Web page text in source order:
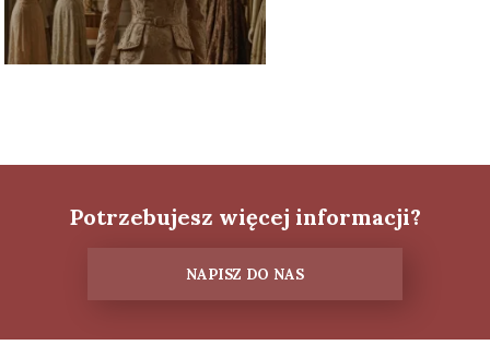
Potrzebujesz więcej informacji?
NAPISZ DO NAS